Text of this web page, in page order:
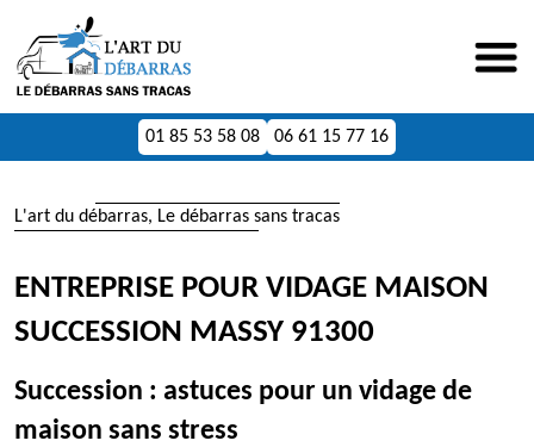
01 85 53 58 08 06 61 15 77 16
L'art du débarras, Le débarras sans tracas
ENTREPRISE POUR VIDAGE MAISON
SUCCESSION MASSY 91300
Succession : astuces pour un vidage de
maison sans stress